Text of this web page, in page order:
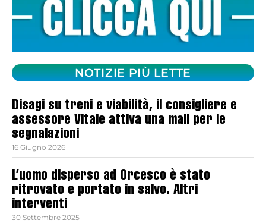
NOTIZIE PIÙ LETTE
Disagi su treni e viabilità, il consigliere e
assessore Vitale attiva una mail per le
segnalazioni
16 Giugno 2026
L’uomo disperso ad Orcesco è stato
ritrovato e portato in salvo. Altri
interventi
30 Settembre 2025